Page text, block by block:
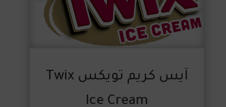
آيس كريم تويكس Twix
Ice Cream